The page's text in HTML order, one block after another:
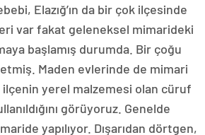
Elazığ’ın da bir çok ilçesinde
var fakat geleneksel mimarideki
başlamış durumda. Bir çoğu
Maden evlerinde de mimari
ilçenin yerel malzemesi olan cüruf
görüyoruz. Genelde
yapılıyor. Dışarıdan dörtgen,